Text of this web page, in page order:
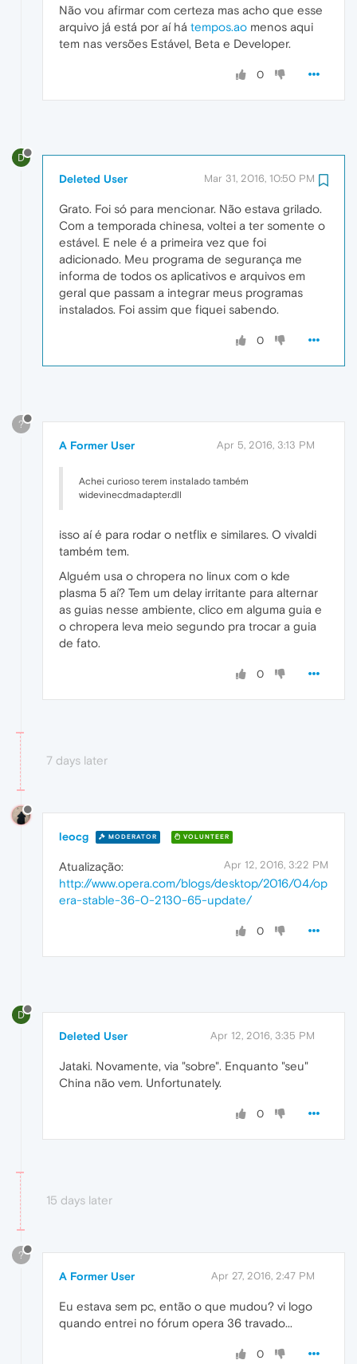
Não vou afirmar com certeza mas acho que esse
arquivo já está por aí há tempos.ao menos aqui
tem nas versões Estável, Beta e Developer.
0
D
Deleted User Mar 31, 2016, 10:50 PM
Grato. Foi só para mencionar. Não estava grilado.
Com a temporada chinesa, voltei a ter somente o
estável. E nele é a primeira vez que foi
adicionado. Meu programa de segurança me
informa de todos os aplicativos e arquivos em
geral que passam a integrar meus programas
instalados. Foi assim que fiquei sabendo.
0
?
A Former User Apr 5, 2016, 3:13 PM
Achei curioso terem instalado também
widevinecdmadapter.dll
isso aí é para rodar o netflix e similares. O vivaldi
também tem.
Alguém usa o chropera no linux com o kde
plasma 5 aí? Tem um delay irritante para alternar
as guias nesse ambiente, clico em alguma guia e
o chropera leva meio segundo pra trocar a guia
de fato.
0
7 days later
leocg MODERATOR VOLUNTEER
Apr 12, 2016, 3:22 PM
Atualização:
http://www.opera.com/blogs/desktop/2016/04/op
era-stable-36-0-2130-65-update/
0
D
Deleted User Apr 12, 2016, 3:35 PM
Jataki. Novamente, via "sobre". Enquanto "seu"
China não vem. Unfortunately.
0
15 days later
?
A Former User Apr 27, 2016, 2:47 PM
Eu estava sem pc, então o que mudou? vi logo
quando entrei no fórum opera 36 travado...
0